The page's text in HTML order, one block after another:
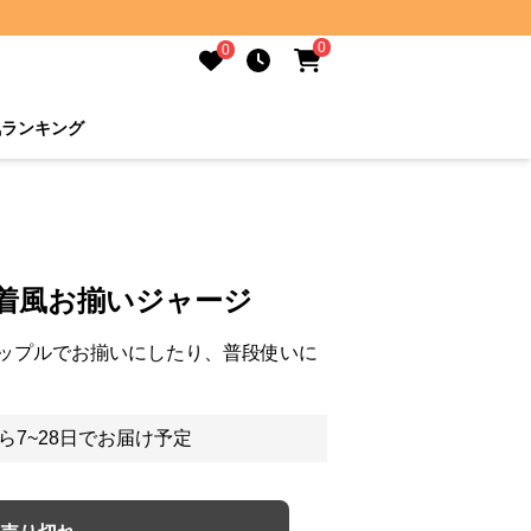
0 0
ンキング
風お揃いジャージ
プルでお揃いにしたり、普段使いに
7~28日でお届け予定